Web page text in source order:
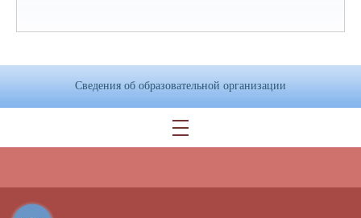
Сведения об образовательной организации